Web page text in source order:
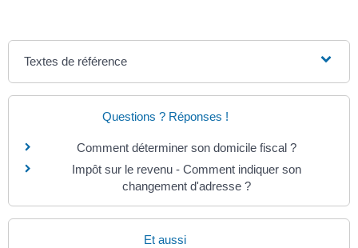
Textes de référence
Questions ? Réponses !
Comment déterminer son domicile fiscal ?
Impôt sur le revenu - Comment indiquer son
changement d'adresse ?
Et aussi